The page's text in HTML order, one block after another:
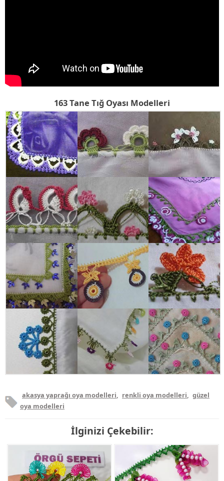
163 Tane Tığ Oyası Modelleri
akasya yaprağı oya modelleri, renkli oya modelleri, güzel
oya modelleri
İlginizi Çekebilir: